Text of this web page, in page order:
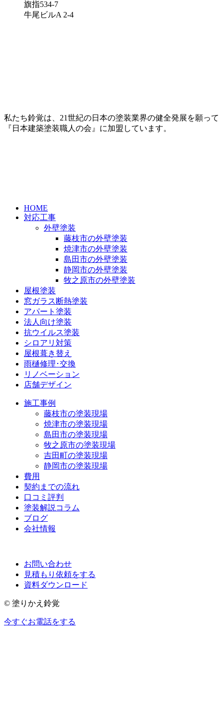
旗指534-7
牛尾ビルA 2-4
私たち鈴覚は、21世紀の日本の塗装業界の健全発展を願って
『日本建築塗装職人の会』に加盟しています。
HOME
対応工事
外壁塗装
藤枝市の外壁塗装
焼津市の外壁塗装
島田市の外壁塗装
静岡市の外壁塗装
牧之原市の外壁塗装
屋根塗装
窓ガラス断熱塗装
アパート塗装
法人向け塗装
抗ウイルス塗装
シロアリ対策
屋根葺き替え
雨樋修理･交換
リノベーション
店舗デザイン
施工事例
藤枝市の塗装現場
焼津市の塗装現場
島田市の塗装現場
牧之原市の塗装現場
吉田町の塗装現場
静岡市の塗装現場
費用
契約までの流れ
口コミ評判
塗装解説コラム
ブログ
会社情報
お問い合わせ
見積もり依頼をする
資料ダウンロード
© 塗りかえ鈴覚
今すぐお電話をする